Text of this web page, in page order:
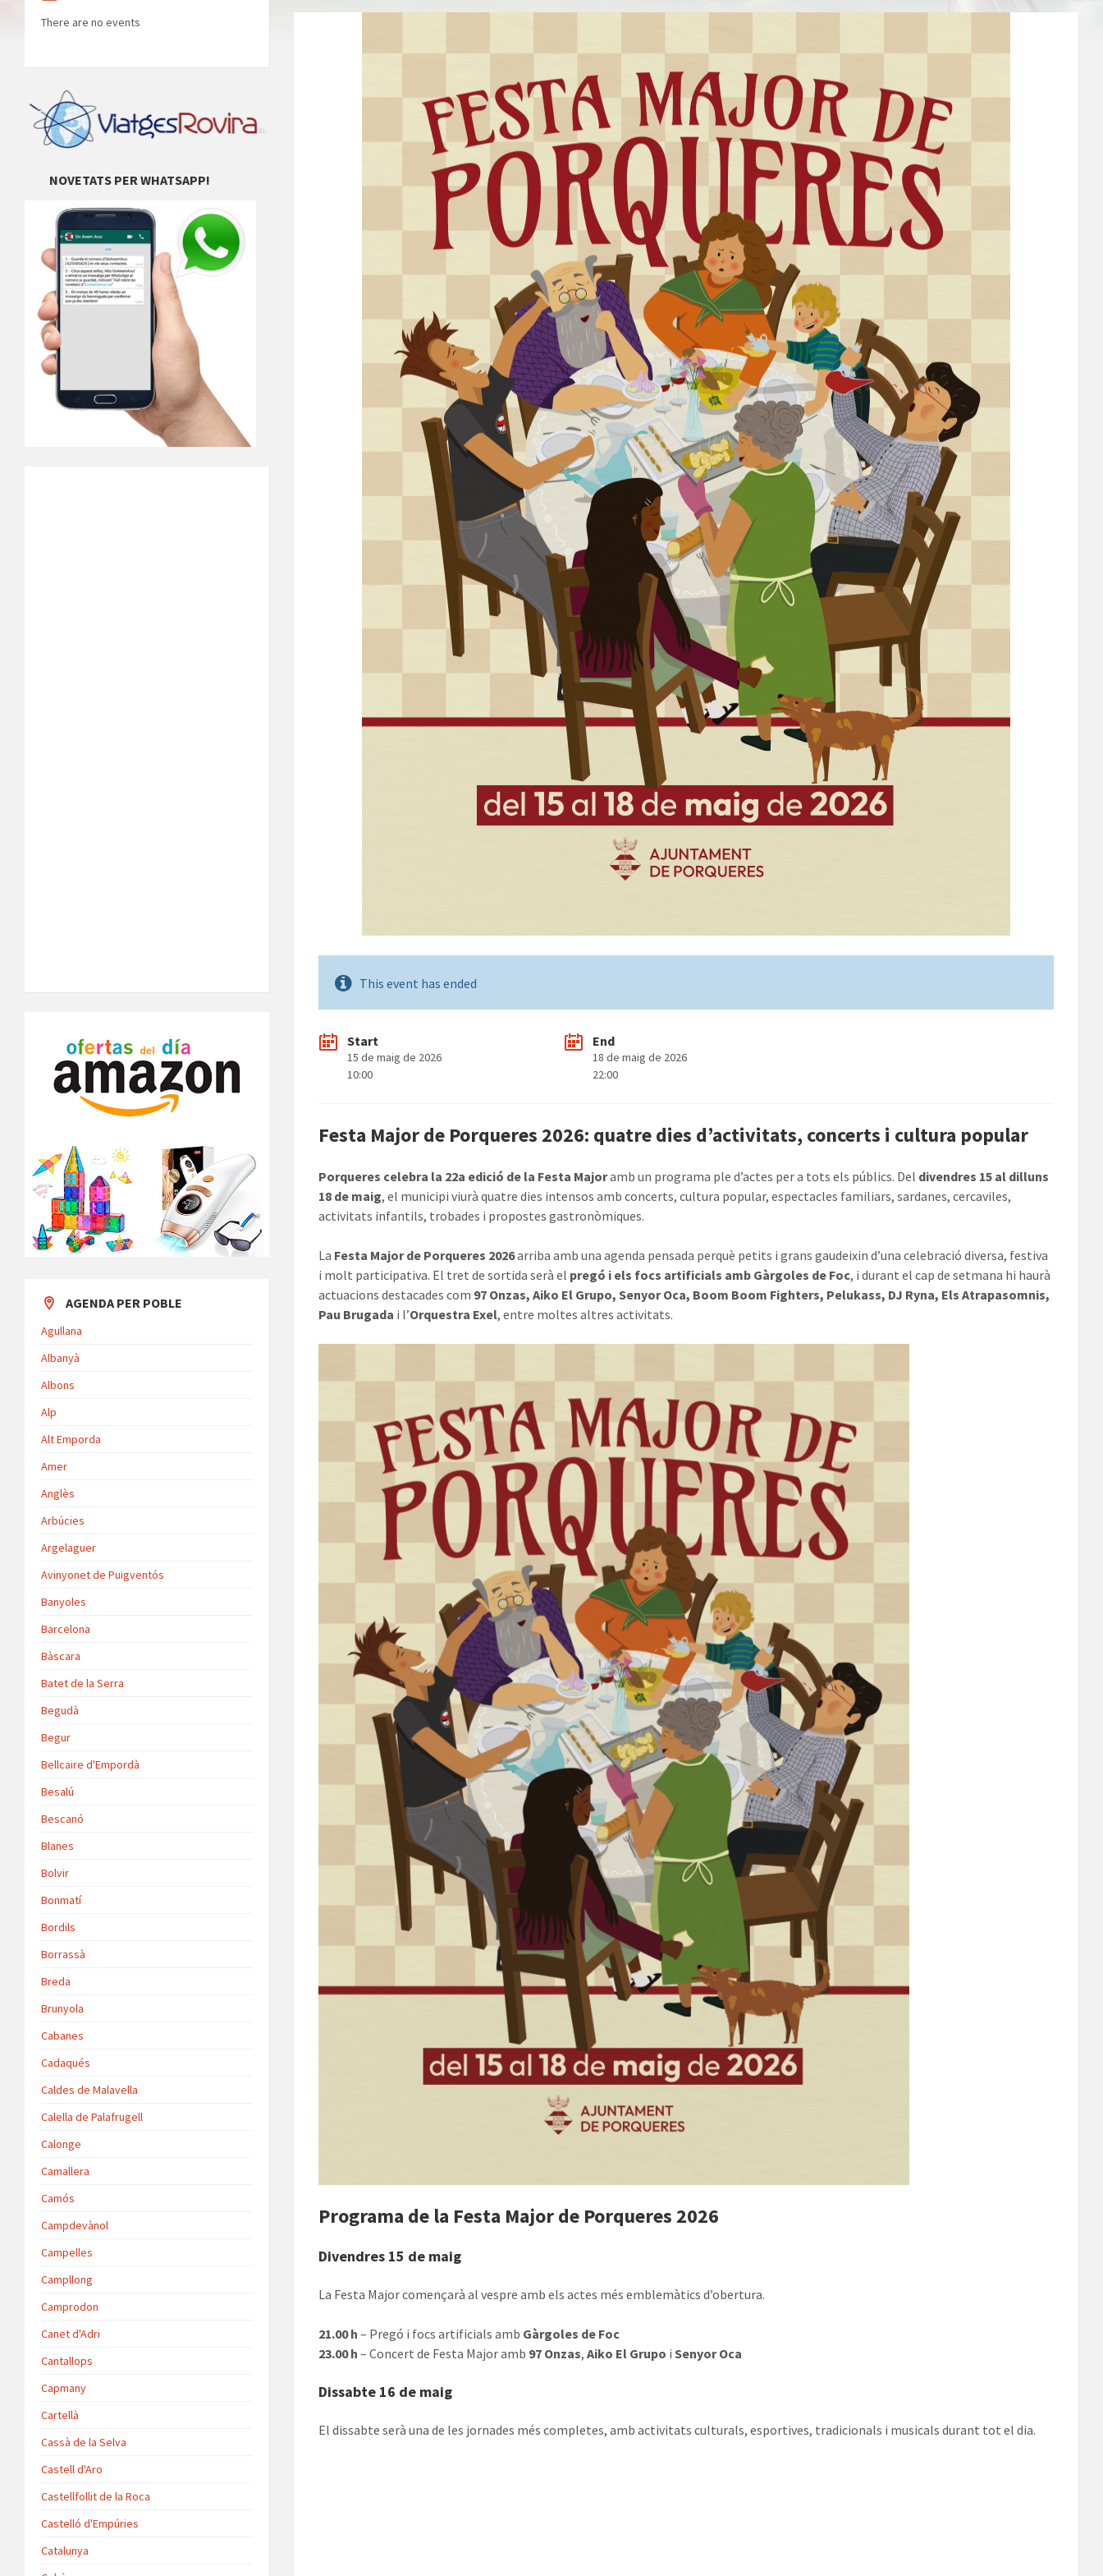
This event has ended
Start
15 de maig de 2026
10:00
End
18 de maig de 2026
22:00
Festa Major de Porqueres 2026: quatre dies d’activitats, concerts i cultura popular
Porqueres celebra la 22a edició de la Festa Majoramb un programa ple d’actes per a tots els públics. Del divendres 15 al dilluns
18 de maig, el municipi viurà quatre dies intensos amb concerts, cultura popular, espectacles familiars, sardanes, cercaviles,
activitats infantils, trobades i propostes gastronòmiques.
La Festa Major de Porqueres 2026arriba amb una agenda pensada perquè petits i grans gaudeixin d’una celebració diversa, festiva
i molt participativa. El tret de sortida serà el pregó i els focs artificials amb Gàrgoles de Foc, i durant el cap de setmana hi haurà
actuacions destacades com 97 Onzas, Aiko El Grupo, Senyor Oca, Boom Boom Fighters, Pelukass, DJ Ryna, Els Atrapasomnis,
Pau Brugada i l’Orquestra Exel, entre moltes altres activitats.
Programa de la Festa Major de Porqueres 2026
Divendres 15 de maig
La Festa Major començarà al vespre amb els actes més emblemàtics d’obertura.
21.00 h – Pregó i focs artificials amb Gàrgoles de Foc
23.00 h – Concert de Festa Major amb 97 Onzas,Aiko El Grupo iSenyor Oca
Dissabte 16 de maig
El dissabte serà una de les jornades més completes, amb activitats culturals, esportives, tradicionals i musicals durant tot el dia.
There are no events
NOVETATS PER WHATSAPP!
AGENDA PER POBLE
Agullana
Albanyà
Albons
Alp
Alt Emporda
Amer
Anglès
Arbúcies
Argelaguer
Avinyonet de Puigventós
Banyoles
Barcelona
Bàscara
Batet de la Serra
Begudà
Begur
Bellcaire d'Empordà
Besalú
Bescanó
Blanes
Bolvir
Bonmatí
Bordils
Borrassà
Breda
Brunyola
Cabanes
Cadaqués
Caldes de Malavella
Calella de Palafrugell
Calonge
Camallera
Camós
Campdevànol
Campelles
Campllong
Camprodon
Canet d'Adri
Cantallops
Capmany
Cartellà
Cassà de la Selva
Castell d'Aro
Castellfollit de la Roca
Castelló d'Empúries
Catalunya